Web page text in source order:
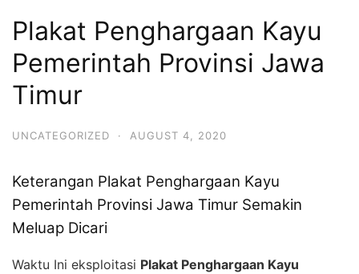
Plakat Penghargaan Kayu
Pemerintah Provinsi Jawa
Timur
UNCATEGORIZED · AUGUST 4, 2020
Keterangan Plakat Penghargaan Kayu
Pemerintah Provinsi Jawa Timur Semakin
Meluap Dicari
Waktu Ini eksploitasi Plakat Penghargaan Kayu